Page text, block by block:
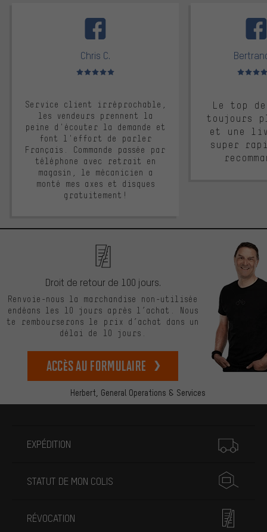
Chris C.
Note moyenne : 5 sur 5
Service client irréprochable,
les vendeurs prennent la
peine d'écouter la demande et
font l'effort de parler
Français. Commande passée par
téléphone avec retrait en
magasin, le mécanicien a
monté mes axes et disques
gratuitement!
Note
Le top
toujours
et une
super
Herbert, General Operations & Services
Droit de retour de 100 jours.
Renvoie-nous la marchandise non-utilisée
endéans les 10 jours après l’achat. Nous
te rembourserons le prix d’achat dans un
délai de 10 jours.
Accès au formulaire
EXPÉDITION
STATUT DE MON COLIS
RÉVOCATION